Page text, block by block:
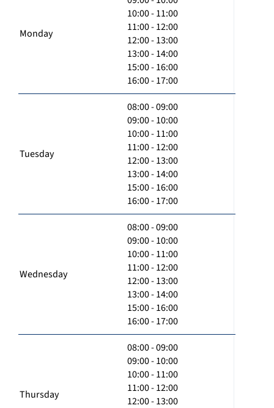
Monday
10:00 - 11:00
11:00 - 12:00
12:00 - 13:00
13:00 - 14:00
15:00 - 16:00
16:00 - 17:00
Tuesday
08:00 - 09:00
09:00 - 10:00
10:00 - 11:00
11:00 - 12:00
12:00 - 13:00
13:00 - 14:00
15:00 - 16:00
16:00 - 17:00
Wednesday
08:00 - 09:00
09:00 - 10:00
10:00 - 11:00
11:00 - 12:00
12:00 - 13:00
13:00 - 14:00
15:00 - 16:00
16:00 - 17:00
Thursday
08:00 - 09:00
09:00 - 10:00
10:00 - 11:00
11:00 - 12:00
12:00 - 13:00